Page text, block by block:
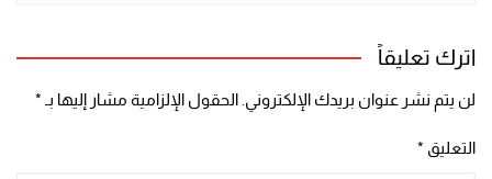
اترك تعليقاً
لن يتم نشر عنوان بريدك الإلكتروني. الحقول الإلزامية مشار إليها بـ *
التعليق *